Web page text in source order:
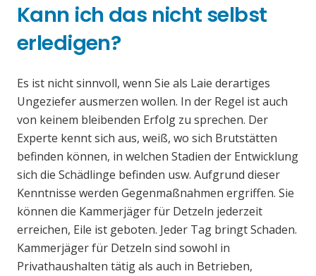
Kann ich das nicht selbst
erledigen?
Es ist nicht sinnvoll, wenn Sie als Laie derartiges
Ungeziefer ausmerzen wollen. In der Regel ist auch
von keinem bleibenden Erfolg zu sprechen. Der
Experte kennt sich aus, weiß, wo sich Brutstätten
befinden können, in welchen Stadien der Entwicklung
sich die Schädlinge befinden usw. Aufgrund dieser
Kenntnisse werden Gegenmaßnahmen ergriffen. Sie
können die Kammerjäger für Detzeln jederzeit
erreichen, Eile ist geboten. Jeder Tag bringt Schaden.
Kammerjäger für Detzeln sind sowohl in
Privathaushalten tätig als auch in Betrieben,